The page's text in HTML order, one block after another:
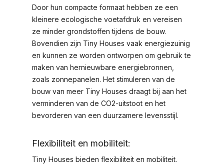
Door hun compacte formaat hebben ze een
kleinere ecologische voetafdruk en vereisen
ze minder grondstoffen tijdens de bouw.
Bovendien zijn Tiny Houses vaak energiezuinig
en kunnen ze worden ontworpen om gebruik te
maken van hernieuwbare energiebronnen,
zoals zonnepanelen. Het stimuleren van de
bouw van meer Tiny Houses draagt bij aan het
verminderen van de CO2-uitstoot en het
bevorderen van een duurzamere levensstijl.
Flexibiliteit en mobiliteit:
Tiny Houses bieden flexibiliteit en mobiliteit.